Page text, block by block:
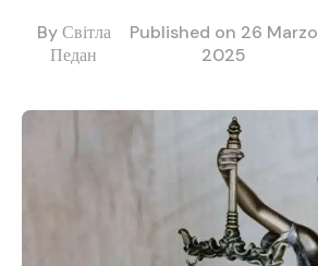
ByСвітла
Педан
Published on 26 Marzo
2025